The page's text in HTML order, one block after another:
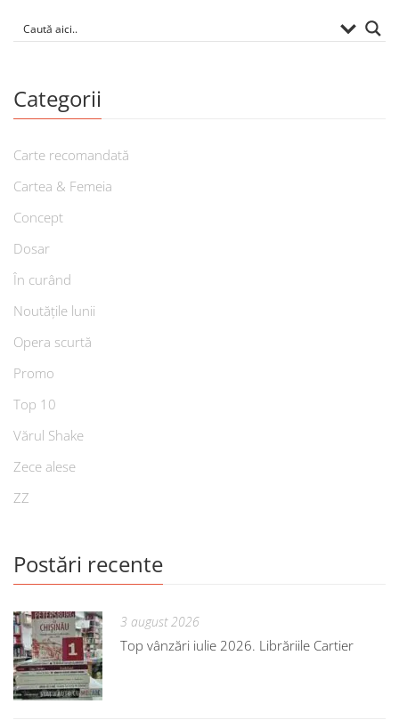
Categorii
Carte recomandată
Cartea & Femeia
Concept
Dosar
În curând
Noutățile lunii
Opera scurtă
Promo
Top 10
Vărul Shake
Zece alese
ZZ
Postări recente
3 august 2026
Top vânzări iulie 2026. Librăriile Cartier